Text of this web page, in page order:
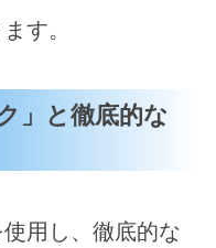
す。
」と徹底的な
用し、徹底的な